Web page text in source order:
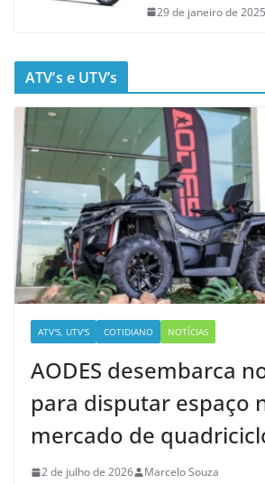
29 de janeiro de 2025
ATV’s e UTV’s
ATV'S, UTV'S COTIDIANO NOTÍCIAS
AODES desembarca
para disputar espaço
mercado de
2 de julho de 2026 Marcelo Souza